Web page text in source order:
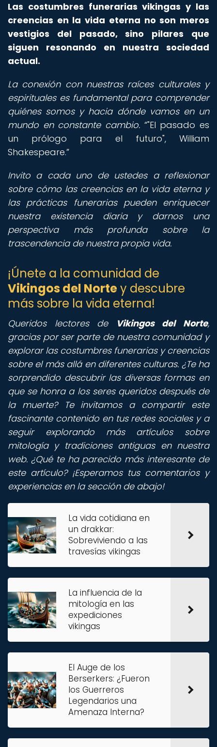
Las costumbres funerarias vikingas y las
creencias en la vida eterna no son meros
vestigios del pasado, sino pilares que
siguen resonando en nuestra sociedad
actual.
La conexión con nuestras raíces culturales y
espirituales es fundamental para comprender
quiénes somos y hacia dónde vamos en un
mundo en constante cambio. "El pasado es
un prólogo para el futuro", William
Shakespeare.
Invito a cada uno de ustedes a reflexionar
sobre cómo las creencias en la vida eterna y
las prácticas funerarias pueden enriquecer
nuestra existencia diaria y darnos una
perspectiva más profunda sobre la
trascendencia de nuestra propia vida.
¡Únete a la comunidad de
Vikingos del Nortey descubre
más sobre la vida eterna!
Queridos lectores de Vikingos del Norte,
gracias por ser parte de nuestra comunidad y
explorar las costumbres funerarias y creencias
sobre el más allá en diferentes culturas. ¿Te ha
sorprendido descubrir las diversas formas en
que se honra a los seres queridos después de
la muerte? Te invitamos a compartir este
fascinante contenido en tus redes sociales y a
seguir explorando más artículos sobre
mitología y tradiciones antiguas en nuestra
web. ¿Qué te ha parecido más interesante de
este artículo? ¡Esperamos tus comentarios y
experiencias en la sección de abajo!
La vida cotidiana en
un drakkar:
Sobreviviendo a las
travesías vikingas
La influencia de la
mitología en las
expediciones
vikingas
El Auge de los
Berserkers: ¿Fueron
los Guerreros
Legendarios una
Amenaza Interna?